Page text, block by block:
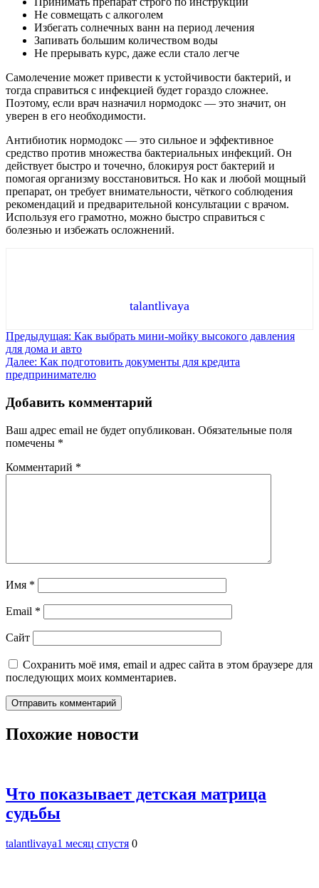
Не совмещать с алкоголем
Избегать солнечных ванн на период лечения
Запивать большим количеством воды
Не прерывать курс, даже если стало легче
Самолечение может привести к устойчивости бактерий, и
тогда справиться с инфекцией будет гораздо сложнее.
Поэтому, если врач назначил нормодокс — это значит, он
уверен в его необходимости.
Антибиотик нормодокс — это сильное и эффективное
средство против множества бактериальных инфекций. Он
действует быстро и точечно, блокируя рост бактерий и
помогая организму восстановиться. Но как и любой мощный
препарат, он требует внимательности, чёткого соблюдения
рекомендаций и предварительной консультации с врачом.
Используя его грамотно, можно быстро справиться с
болезнью и избежать осложнений.
talantlivaya
Навигация
по
записям
Предыдущая: Как выбрать мини-мойку высокого давления
для дома и авто
Далее: Как подготовить документы для кредита
предпринимателю
Добавить комментарий
Ваш адрес email не будет опубликован. Обязательные поля
помечены *
Комментарий *
Имя *
Email *
Сайт
Сохранить моё имя, email и адрес сайта в этом браузере для
последующих моих комментариев.
Похожие новости
Что показывает детская матрица
судьбы
talantlivaya1 месяц спустя 0